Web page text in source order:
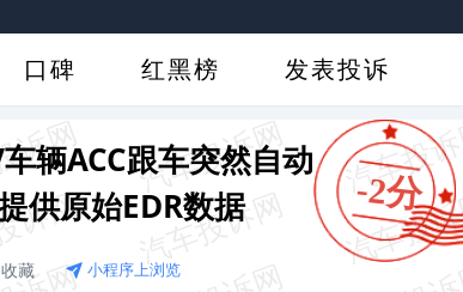
口碑 红黑榜 发表投诉
-2分
辆ACC跟车突然自动
供原始EDR数据
收藏 小程序上浏览